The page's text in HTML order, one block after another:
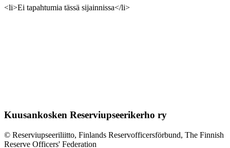
<li>Ei tapahtumia tässä sijainnissa</li>
Kuusankosken Reserviupseerikerho ry
© Reserviupseeriliitto, Finlands Reservofficersförbund, The Finnish
Reserve Officers' Federation